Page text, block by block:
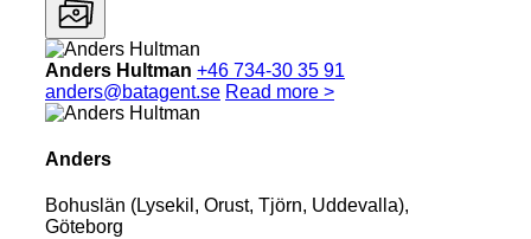
Anders Hultman +46 734-30 35 91
anders@batagent.se Read more >
Anders
Bohuslän (Lysekil, Orust, Tjörn, Uddevalla),
Göteborg